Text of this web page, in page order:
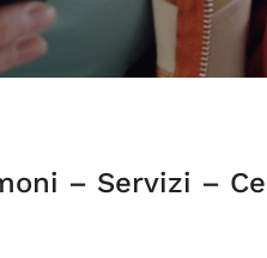
– Servizi –